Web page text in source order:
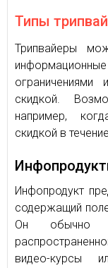
Типы
Трипвайеры
скидкой.
например,
скидкой в
Инфопродукт
содержащий
Он обычно
видео-курсы